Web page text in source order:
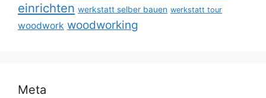
einrichten werkstatt selber bauen werkstatt tour
woodwork woodworking
Meta